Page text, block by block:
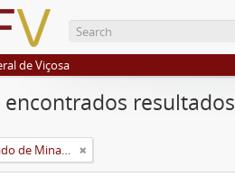
de Viçosa
resultados
Universidade Rural do Estado de Minas Gerais (Uremg)